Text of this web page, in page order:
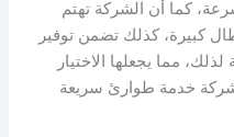
كما أن الشركة تهتم
كبيرة، كذلك تضمن توفير
مما يجعلها الاختيار
خدمة طوارئ سريعة